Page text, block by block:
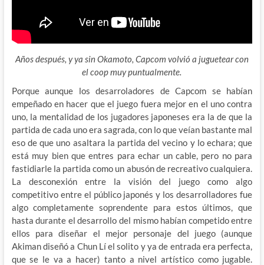
Años después, y ya sin Okamoto, Capcom volvió a juguetear con
el coop muy puntualmente.
Porque aunque los desarroladores de Capcom se habían
empeñado en hacer que el juego fuera mejor en el uno contra
uno, la mentalidad de los jugadores japoneses era la de que la
partida de cada uno era sagrada, con lo que veían bastante mal
eso de que uno asaltara la partida del vecino y lo echara; que
está muy bien que entres para echar un cable, pero no para
fastidiarle la partida como un abusón de recreativo cualquiera.
La desconexión entre la visión del juego como algo
competitivo entre el público japonés y los desarrolladores fue
algo completamente soprendente para estos últimos, que
hasta durante el desarrollo del mismo habían competido entre
ellos para diseñar el mejor personaje del juego (aunque
Akiman diseñó a Chun Lí el solito y ya de entrada era perfecta,
que se le va a hacer) tanto a nivel artístico como jugable.